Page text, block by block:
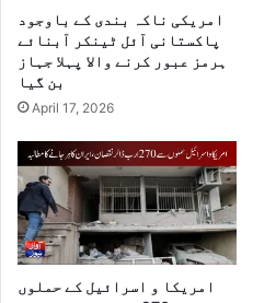
امریکی ناکہ بندی کے باوجود
پاکستانی آئل ٹینکر آبنائے
ہرمز عبور کرنے والا پہلا جہاز
بن گیا
April 17, 2026
امریکا و اسرائیل کے حملوں